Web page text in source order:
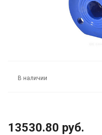
В наличии
13530.80 руб.